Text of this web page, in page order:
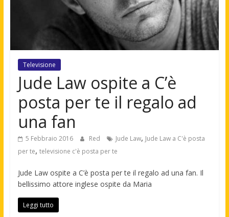
Televisione
Jude Law ospite a C’è
posta per te il regalo ad
una fan
5 Febbraio 2016 Red Jude Law, Jude Law a C'è posta
per te, televisione c'è posta per te
Jude Law ospite a C’è posta per te il regalo ad una fan. Il
bellissimo attore inglese ospite da Maria
Leggi tutto